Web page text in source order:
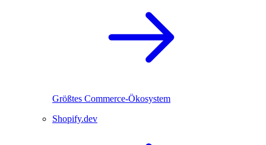
Größtes Commerce-Ökosystem
Shopify.dev